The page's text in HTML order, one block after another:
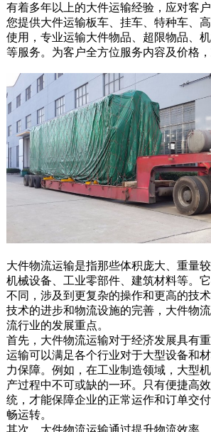
有着多年以上的大件运输经验，应对客
您提供大件运输板车、挂车、特种车、
使用，专业运输大件物品、超限物品、
等服务。为客户全方位服务内容及价格，
大件物流运输是指那些体积庞大、重量
机械设备、工业零部件、建筑材料等。
不同，涉及到更复杂的操作和更高的技
技术的进步和物流设施的完善，大件物
流行业的发展重点。
首先，大件物流运输对于经济发展具有
运输可以满足各个行业对于大型设备和
力保障。例如，在工业制造领域，大型
产过程中不可或缺的一环。只有便捷高
统，才能保障企业的正常运作和订单交
畅运转。